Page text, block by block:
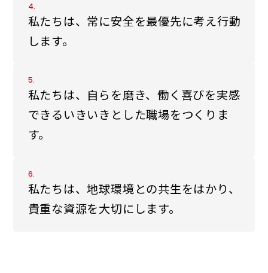
4.
私たちは、常に安全を最優先に考え行動
します。
5.
私たちは、自らを磨き、働く喜びを実感
できるいきいきとした職場をつくりま
す。
6.
私たちは、地球環境との共生をはかり、
貴重な資源を大切にします。